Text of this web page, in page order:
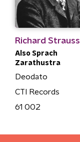
Richard Strauss
Also Sprach
Zarathustra
Deodato
CTI Records
61 002